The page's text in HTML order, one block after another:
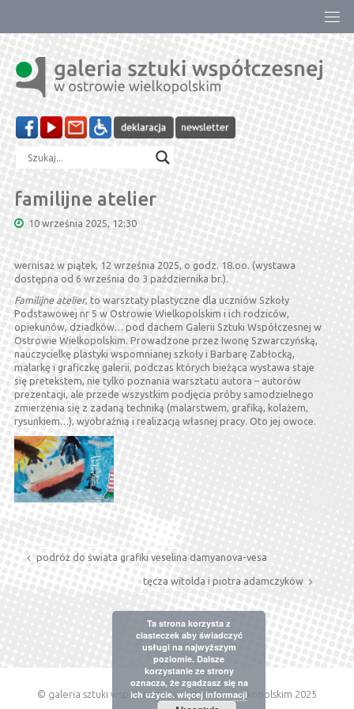
treści
familijne atelier
10 września 2025, 12:30
wernisaż w piątek, 12 września 2025, o godz. 18.oo. (wystawa
dostępna od 6 września do 3 października br.).
Familijne atelier, to warsztaty plastyczne dla uczniów Szkoły
Podstawowej nr 5 w Ostrowie Wielkopolskim i ich rodziców,
opiekunów, dziadków… pod dachem Galerii Sztuki Współczesnej w
Ostrowie Wielkopolskim. Prowadzone przez Iwonę Szwarczyńską,
nauczycielkę plastyki wspomnianej szkoły i Barbarę Zabłocką,
malarkę i graficzkę galerii, podczas których bieżąca wystawa staje
się pretekstem, nie tylko poznania warsztatu autora – autorów
prezentacji, ale przede wszystkim podjęcia próby samodzielnego
zmierzenia się z zadaną techniką (malarstwem, grafiką, kolażem,
rysunkiem…), wyobraźnią i realizacją własnej pracy. Oto jej owoce.
podróż do świata grafiki veselina damyanova-vesa
tęcza witolda i piotra adamczyków
© galeria sztuki współczesnej w ostrowie wielkopolskim 2025
Ta strona korzysta z
ciasteczek aby świadczyć
usługi na najwyższym
poziomie. Dalsze
korzystanie ze strony
oznacza, że zgadzasz się na
ich użycie. więcej informacji